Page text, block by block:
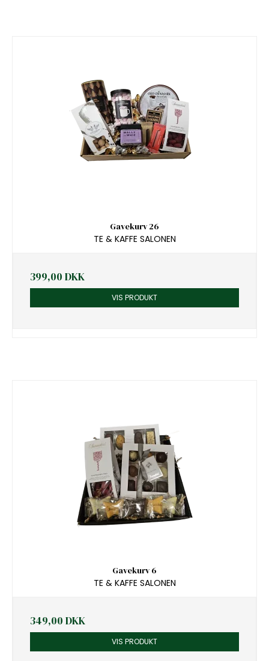
Gavekurv 26
TE & KAFFE SALONEN
399,00 DKK
VIS PRODUKT
Gavekurv 6
TE & KAFFE SALONEN
349,00 DKK
VIS PRODUKT